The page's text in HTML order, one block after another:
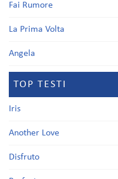
Fai Rumore
La Prima Volta
Angela
TOP TESTI
Iris
Another Love
Disfruto